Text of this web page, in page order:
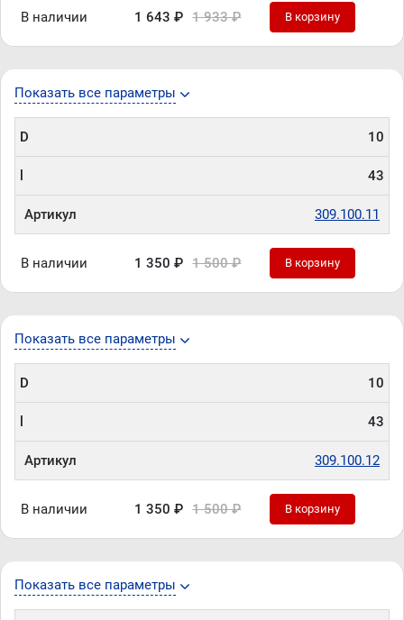
В наличии 1 643 ₽ 1 933 ₽ В корзину
Показать все параметры
Показать все параметры
D 10
43
Артикул 309.100.11
В наличии 1 350 ₽ 1 500 ₽ В корзину
Показать все параметры
D 10
43
Артикул 309.100.12
В наличии 1 350 ₽ 1 500 ₽ В корзину